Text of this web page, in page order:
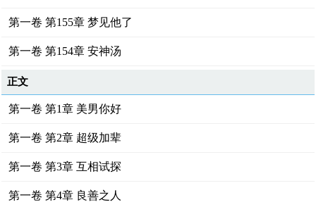
第一卷 第155章 梦见他了
第一卷 第154章 安神汤
正文
第一卷 第1章 美男你好
第一卷 第2章 超级加辈
第一卷 第3章 互相试探
第一卷 第4章 良善之人